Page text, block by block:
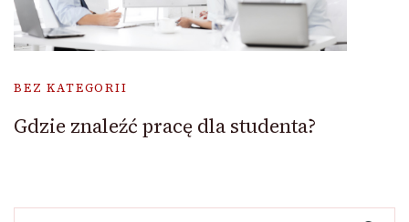
BEZ KATEGORII
Gdzie znaleźć pracę dla studenta?